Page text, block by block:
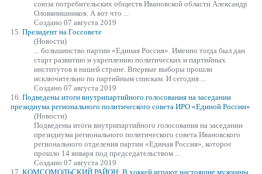
союза потребительских обществ Ивановской области Александр
Оловянишников. А вот что ...
Создано 07 августа 2019
15. Президент на Госсовете
(Новости)
... большинство партии «Единая Россия». Именно тогда был дан
старт развитию и укреплению политических и партийных
институтов в нашей стране. Впервые выборы прошли
исключительно по партийным спискам. И сегодня ...
Создано 07 августа 2019
16. Подведены итоги внутрипартийного голосования на заседании
президиума регионального политического совета ИРО «Единой России»
(Новости)
Подведены итоги внутрипартийного голосования на заседании
президиума регионального политического совета Ивановского
регионального отделения партии «Единая Россия», которое
прошло 14 января под председательством ...
Создано 07 августа 2019
17. КОМСОМОЛЬСКИЙ РАЙОН: В хоккей играют настоящие мужчины